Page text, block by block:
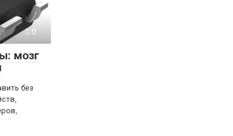
0
мозг
без